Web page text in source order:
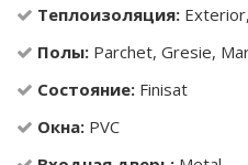
Теплоизоляция:
Полы: Parchet, Gresie,
Состояние: Finisat
Окна: PVC